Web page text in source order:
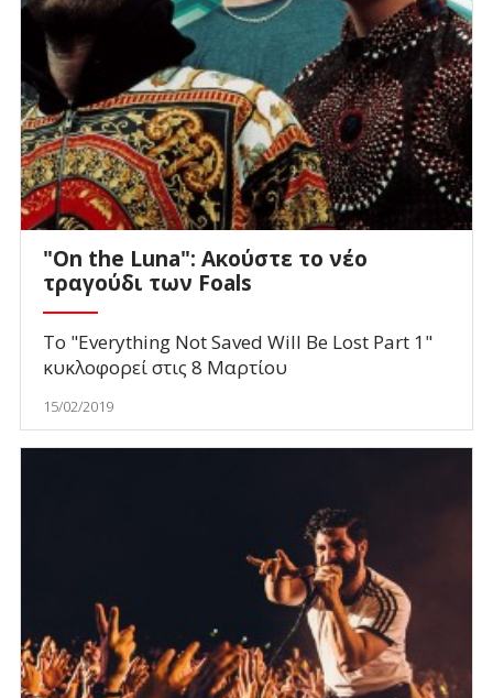
"On the Luna": Ακούστε το νέο
τραγούδι των Foals
Το "Everything Not Saved Will Be Lost Part 1"
κυκλοφορεί στις 8 Μαρτίου
15/02/2019